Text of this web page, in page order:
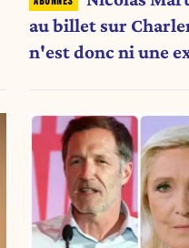
au billet sur
n'est donc ni une